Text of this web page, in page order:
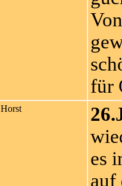
für
Horst
es
auf